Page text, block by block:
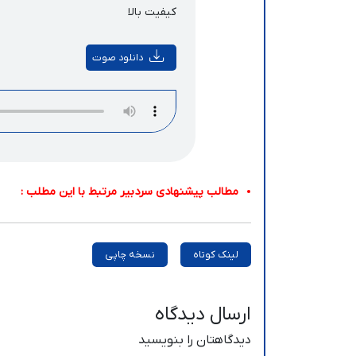
کیفیت بالا
دانلود صوت
مطالب پیشنهادی سردبیر مرتبط با این مطلب :
لینک کوتاه نسخه چاپی
ارسال دیدگاه
دیدگاهتان را بنویسید